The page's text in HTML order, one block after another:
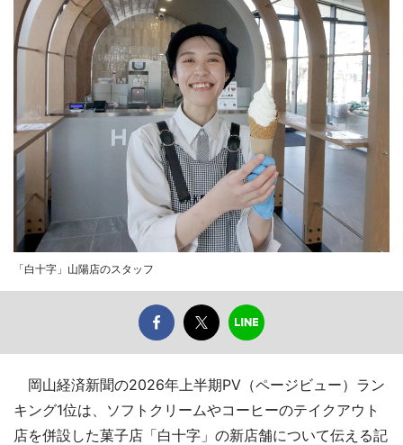
「白十字」山陽店のスタッフ
岡山経済新聞の2026年上半期PV（ページビュー）ラン
キング1位は、ソフトクリームやコーヒーのテイクアウト
店を併設した菓子店「白十字」の新店舗について伝える記